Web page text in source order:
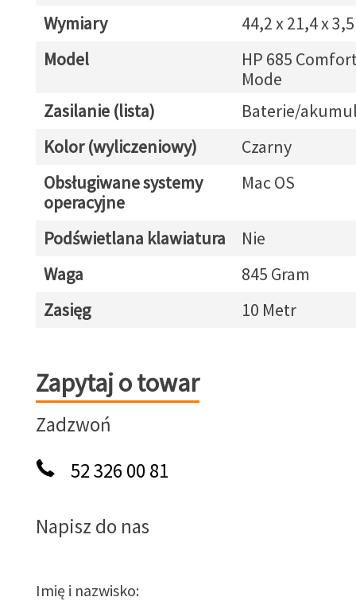
Wymiary
44,2 x 21,4 x
Model
HP 685
Mode
Zasilanie (lista)
Baterie/
Kolor (wyliczeniowy)
Czarny
Obsługiwane systemy
operacyjne
Mac OS
Podświetlana klawiatura
Nie
Waga
845 Gram
Zasięg
10 Metr
Zapytaj o towar
Zapytaj o towar
Zadzwoń
52 326 00 81
Napisz do nas
Imię i nazwisko